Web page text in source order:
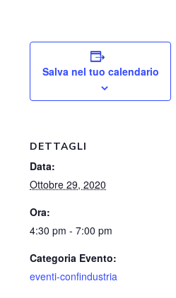
Salva nel tuo calendario
DETTAGLI
Data:
Ottobre 29, 2020
Ora:
4:30 pm - 7:00 pm
Categoria Evento:
eventi-confindustria